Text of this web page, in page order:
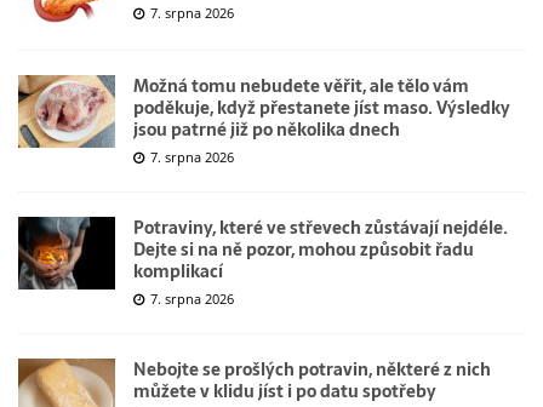
7. srpna 2026
Možná tomu nebudete věřit, ale tělo vám
poděkuje, když přestanete jíst maso. Výsledky
jsou patrné již po několika dnech
7. srpna 2026
Potraviny, které ve střevech zůstávají nejdéle.
Dejte si na ně pozor, mohou způsobit řadu
komplikací
7. srpna 2026
Nebojte se prošlých potravin, některé z nich
můžete v klidu jíst i po datu spotřeby